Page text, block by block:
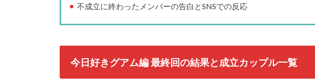
不成立に終わったメンバーの告白とSNSでの反応
今日好きグアム編 最終回の結果と成立カップル一覧